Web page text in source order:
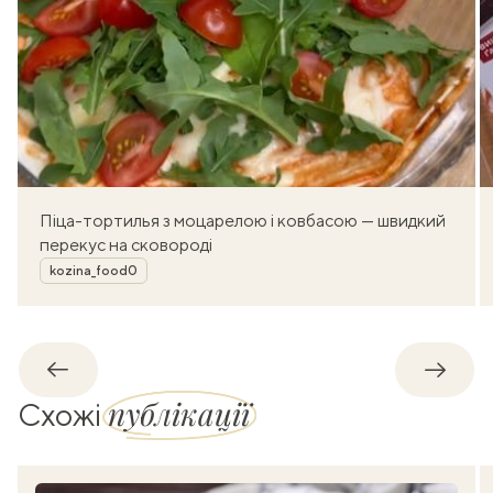
Піца-тортилья з моцарелою і ковбасою — швидкий
перекус на сковороді
Автор
kozina_food0
Назад
Схожіпублікації